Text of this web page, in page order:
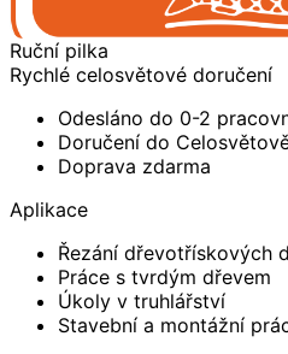
Ruční pilka
Rychlé celosvětové doručení
Odesláno do 0-2
Doručení do
Doprava zdarma
Aplikace
Řezání dřevotřískových
Práce s tvrdým dřevem
Úkoly v truhlářství
Stavební a montážní